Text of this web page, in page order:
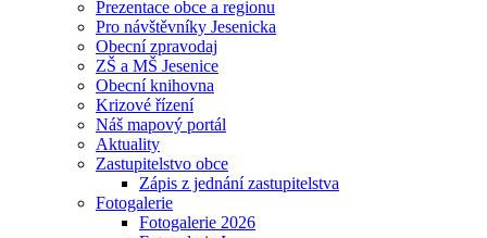
Prezentace obce a regionu
Pro návštěvníky Jesenicka
Obecní zpravodaj
ZŠ a MŠ Jesenice
Obecní knihovna
Krizové řízení
Náš mapový portál
Aktuality
Zastupitelstvo obce
Zápis z jednání zastupitelstva
Fotogalerie
Fotogalerie 2026